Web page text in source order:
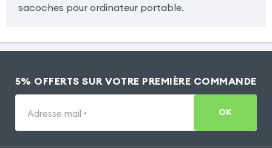
sacoches pour ordinateur portable.
5% OFFERTS SUR VOTRE PREMIÈRE COMMANDE
Adresse mail * OK